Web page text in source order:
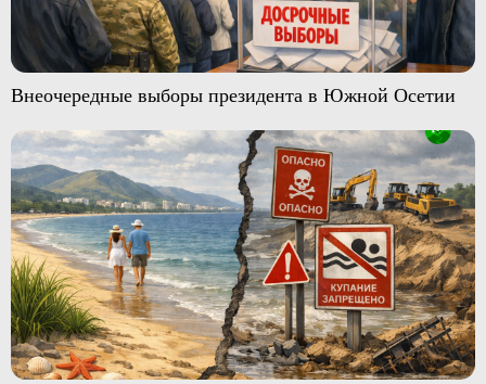
Внеочередные выборы президента в Южной Осетии